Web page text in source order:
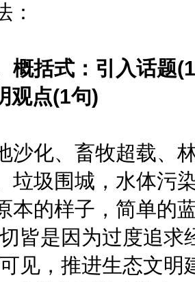
：
概括式：引入话题
观点(1句)
化、畜牧超载、林
垃圾围城，水体污
本的样子，简单的
皆是因为过度追求
见，推进生态文